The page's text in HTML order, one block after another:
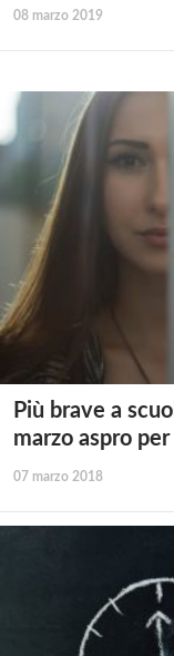
08 marzo 2019
Più brave a
marzo aspro
07 marzo 2018